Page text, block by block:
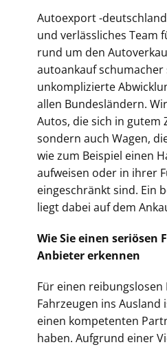
Autoexport -
und verlässliches Team
rund um den
autoankauf
unkomplizierte
allen Bundesländern.
Autos, die sich in gutem
sondern auch Wagen,
wie zum Beispiel einen
aufweisen oder in ihrer
eingeschränkt sind. Ein
liegt dabei auf dem
Wie Sie einen seriösen
Anbieter erkennen
Für einen reibungslosen
Fahrzeugen ins
einen kompetenten
haben. Aufgrund einer